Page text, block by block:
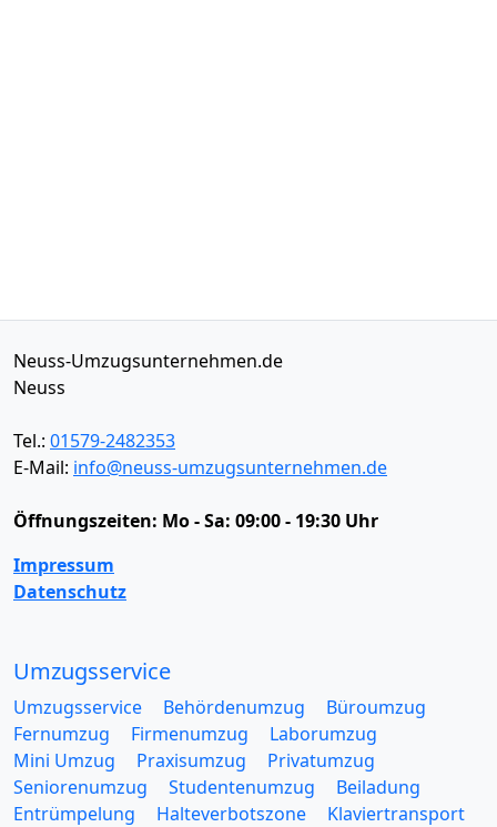
Neuss-Umzugsunternehmen.de
Neuss
Tel.: 01579-2482353
E-Mail: info@neuss-umzugsunternehmen.de
Öffnungszeiten: Mo - Sa: 09:00 - 19:30 Uhr
Impressum
Datenschutz
Umzugsservice
Umzugsservice Behördenumzug
Büroumzug
Fernumzug
Firmenumzug
Laborumzug
Mini Umzug
Praxisumzug
Privatumzug
Seniorenumzug
Studentenumzug
Beiladung
Entrümpelung
Halteverbotszone
Klaviertransport